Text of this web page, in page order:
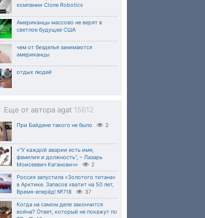
компании Clone Robotics
Американцы массово не верят в
светлое будущее США
чем от безделья занимаются
американцы
отдых людей
Еще от автора agat 15612
При Байдене такого не было 2
«"У каждой аварии есть имя,
фамилия и должность", – Лазарь
Моисеевич Каганович»
2
Россия запустила «Золотого титана»
в Арктике. Запасов хватит на 50 лет,
Время-вперёд! №718
37
Когда на самом деле закончится
война? Ответ, который не покажут по